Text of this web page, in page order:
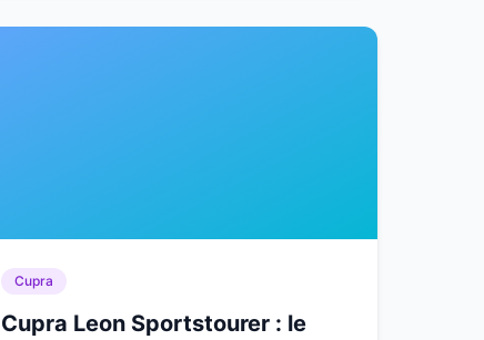
Cupra
Cupra Leon Sportstourer : le